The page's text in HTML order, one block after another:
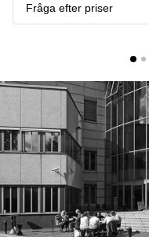
Malmö
Lediga
lokaler
Lediga
lokaler
Hägersten
Fråga efter priser